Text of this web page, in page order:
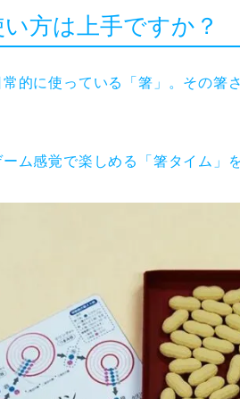
方は上手ですか？
常的に使っている「箸」。その箸
ム感覚で楽しめる「箸タイム」